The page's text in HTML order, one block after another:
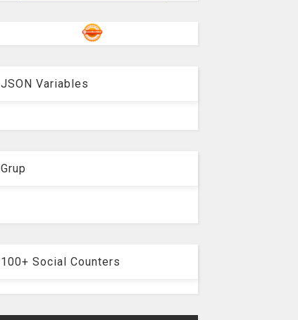
JSON Variables
Grup
100+ Social Counters